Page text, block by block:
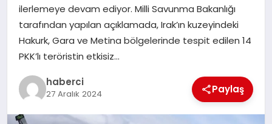
SPOR
TEKNOLOJI
YAŞAM
ilerlemeye devam ediyor. Milli Savunma Bakanlığı
tarafından yapılan açıklamada, Irak’ın kuzeyindeki
Hakurk, Gara ve Metina bölgelerinde tespit edilen 14
PKK’lı teröristin etkisiz…
haberci
27 Aralık 2024 Paylaş